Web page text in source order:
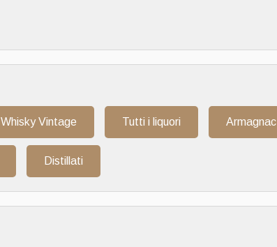
Whisky Vintage Tutti i liquori Armagnac
Distillati